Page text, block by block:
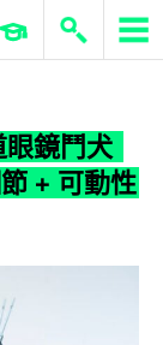
ERP 與商業 AI
鏡鬥犬
+ 可動性